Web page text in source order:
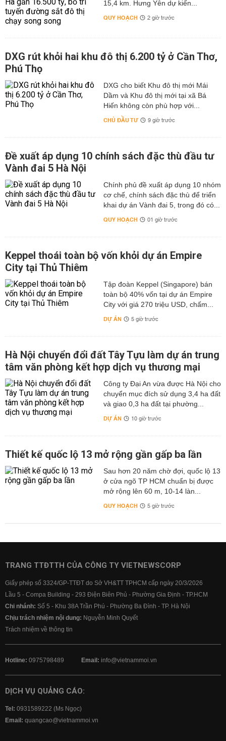
15,4 km. Hưng Yên dự kiến...
QUY HOẠCH 2 giờ trước
DXG rút khỏi hai khu đô thị 6.200 tỷ ở Cần Thơ,
Phú Thọ
DXG cho biết Khu đô thị mới Mái
Dầm và Khu đô thị mới tại xã Bá
Hiến không còn phù hợp với...
CHỦ ĐẦU TƯ 9 giờ trước
Đề xuất áp dụng 10 chính sách đặc thù đầu tư
Vành đai 5 Hà Nội
Chính phủ đề xuất áp dụng 10 nhóm
cơ chế, chính sách đặc thù để triển
khai dự án Vành đai 5, trong đó có...
QUY HOẠCH 01 giờ trước
Keppel thoái toàn bộ vốn khỏi dự án Empire
City tại Thủ Thiêm
Tập đoàn Keppel (Singapore) bán
toàn bộ 40% vốn tại dự án Empire
City với giá 270 triệu USD, chấm...
DỰ ÁN 5 giờ trước
Hà Nội chuyển đổi đất Tây Tựu làm dự án trung
tâm văn phòng kết hợp dịch vụ thương mại
Công ty Đại An vừa được Hà Nội cho
chuyển mục đích sử dụng 3,4 ha đất
và giao 0,3 ha đất tại phường...
DỰ ÁN 10 giờ trước
Thiết kế quốc lộ 13 mở rộng gần gấp ba lần
Sau hơn 20 năm chờ đợi, quốc lộ 13
ở cửa ngõ TP HCM chuẩn bị được
mở rộng lên 60 m, 10-14 làn...
QUY HOẠCH 5 giờ trước
TRANG TTĐTTH CỦA CÔNG TY VIETNEWSCORP
Giấy phép số 3324/GP-TTĐT do Sở VH&TT TPHCM cấp ngày 20/3/2026
Lầu 5 - Compa Building - 293 Điện Biên Phủ - Phường Gia Định - TP.HCM
Chi nhánh: Số 5 - Khu 38A Trần Phú - Phường Ba Đình - TP. Hà Nội
Chịu trách nhiệm nội dung: Nguyễn Minh Quyết
Trách nhiệm về thông tin
Hotline: 0975798489 Email: info@vietnammoi.vn
DỊCH VỤ QUẢNG CÁO:
Tel: 0931589222 (Ms Ngọc)
Email: quangcao@vietnammoi.vn